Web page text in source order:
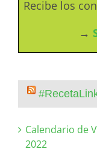
Recibe los
→
Calendario de
2022